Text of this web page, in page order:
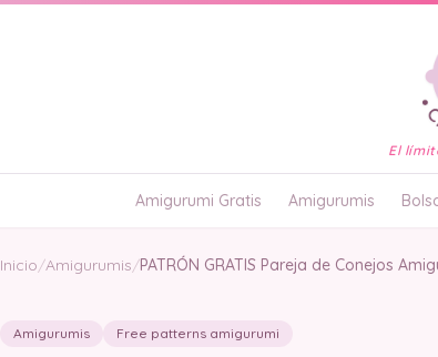
El
Amigurumi Gratis Amigurumis
Inicio/Amigurumis/PATRÓN GRATIS Pareja de Conejos
Amigurumis Free patterns amigurumi